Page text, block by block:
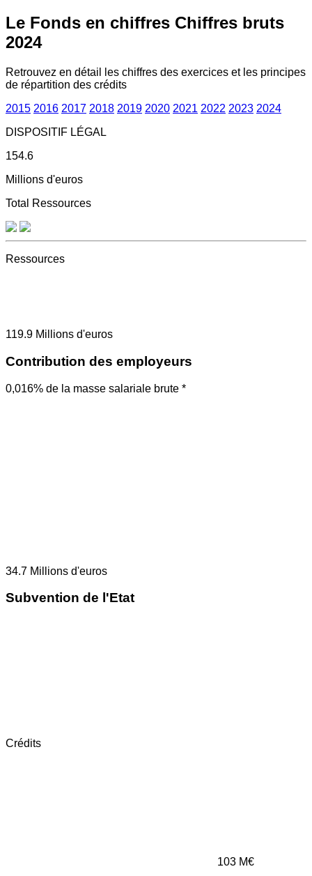
Le Fonds en chiffres Chiffres bruts
2024
Retrouvez en détail les chiffres des exercices et les principes
de répartition des crédits
2015 2016 2017 2018 2019 2020 2021 2022 2023 2024
DISPOSITIF LÉGAL
154.6
Millions d'euros
Total Ressources
Ressources
119.9 Millions d'euros
Contribution des employeurs
0,016% de la masse salariale brute *
34.7 Millions d'euros
Subvention de l'Etat
Crédits
103 M€